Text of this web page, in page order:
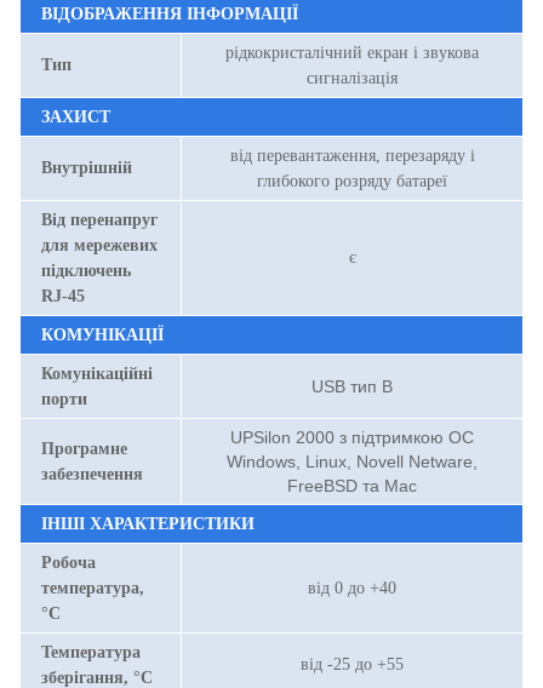
ВІДОБРАЖЕННЯ ІНФОРМАЦІЇ
Тип
рідкокристалічний екран і звукова
сигналізація
ЗАХИСТ
Внутрішній
від перевантаження, перезаряду і
глибокого розряду батареї
Від перенапруг
для мережевих
підключень
RJ-45
є
КОМУНІКАЦІЇ
Комунікаційні
порти
USB тип В
Програмне
забезпечення
UPSilon 2000 з підтримкою ОС
Windows, Linux, Novell Netware,
FreeBSD та Mac
ІНШІ ХАРАКТЕРИСТИКИ
Робоча
температура,
°С
від 0 до +40
Температура
зберігання, °С
від -25 до +55